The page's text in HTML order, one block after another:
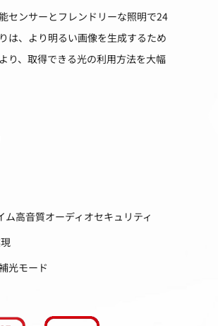
センサーとフレンドリーな照明で24
は、より明るい画像を生成するため
り、取得できる光の利用方法を大幅
高音質オーディオセキュリティ
光モード